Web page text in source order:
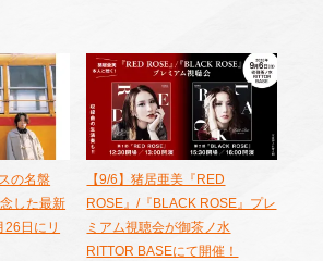
の名盤
した最新
26日にリ
【9/6】猪居亜美『RED
ROSE』/『BLACK ROSE』プレ
ミアム視聴会が御茶ノ水
RITTOR BASEにて開催！